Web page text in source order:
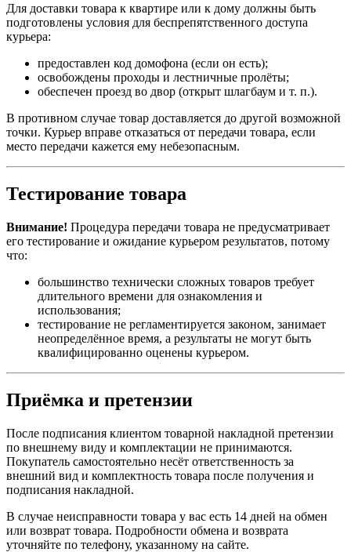
Для доставки товара к квартире или к дому должны быть
подготовлены условия для беспрепятственного доступа
курьера:
предоставлен код домофона (если он есть);
освобождены проходы и лестничные пролёты;
обеспечен проезд во двор (открыт шлагбаум и т. п.).
В противном случае товар доставляется до другой возможной
точки. Курьер вправе отказаться от передачи товара, если
место передачи кажется ему небезопасным.
Тестирование товара
Внимание! Процедура передачи товара не предусматривает
его тестирование и ожидание курьером результатов, потому
что:
большинство технически сложных товаров требует
длительного времени для ознакомления и
использования;
тестирование не регламентируется законом, занимает
неопределённое время, а результаты не могут быть
квалифицированно оценены курьером.
Приёмка и претензии
После подписания клиентом товарной накладной претензии
по внешнему виду и комплектации не принимаются.
Покупатель самостоятельно несёт ответственность за
внешний вид и комплектность товара после получения и
подписания накладной.
В случае неисправности товара у вас есть 14 дней на обмен
или возврат товара. Подробности обмена и возврата
уточняйте по телефону, указанному на сайте.